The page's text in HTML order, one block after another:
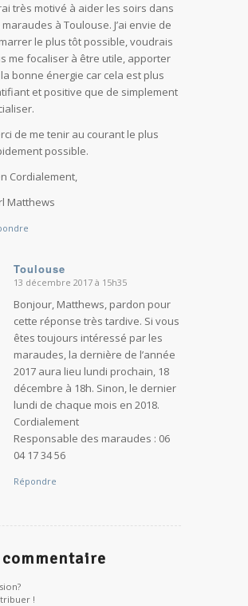
très motivé à aider les soirs dans
maraudes à Toulouse. J’ai envie de
le plus tôt possible, voudrais
me focaliser à être utile, apporter
bonne énergie car cela est plus
et positive que de simplement
de me tenir au courant le plus
possible.
Cordialement,
Matthews
Toulouse
dit
13 décembre 2017 à 15h35
Bonjour, Matthews, pardon pour
cette réponse très tardive. Si vous
êtes toujours intéressé par les
maraudes, la dernière de l’année
2017 aura lieu lundi prochain, 18
décembre à 18h. Sinon, le dernier
lundi de chaque mois en 2018.
Cordialement
Responsable des maraudes : 06
04 17 34 56
Répondre
!